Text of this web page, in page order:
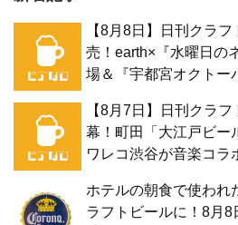
【8月8日】日刊クラ
売！earth×『水曜日の
場＆『宇都宮オクトー
【8月7日】日刊クラ
幕！町田「大江戸ビー
ワレコ渋谷が音楽コラ
ホテルの朝食で使われ
ラフトビールに！8月8